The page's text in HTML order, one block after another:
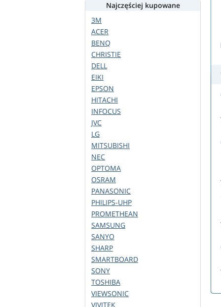
Najczęściej kupowane
3M
ACER
BENQ
CHRISTIE
DELL
EIKI
EPSON
HITACHI
INFOCUS
JVC
LG
MITSUBISHI
NEC
OPTOMA
OSRAM
PANASONIC
PHILIPS-UHP
PROMETHEAN
SAMSUNG
SANYO
SHARP
SMARTBOARD
SONY
TOSHIBA
VIEWSONIC
VIVITEK